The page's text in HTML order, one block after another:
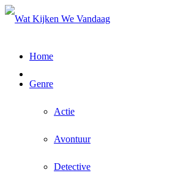
Home
Genre
Actie
Avontuur
Detective